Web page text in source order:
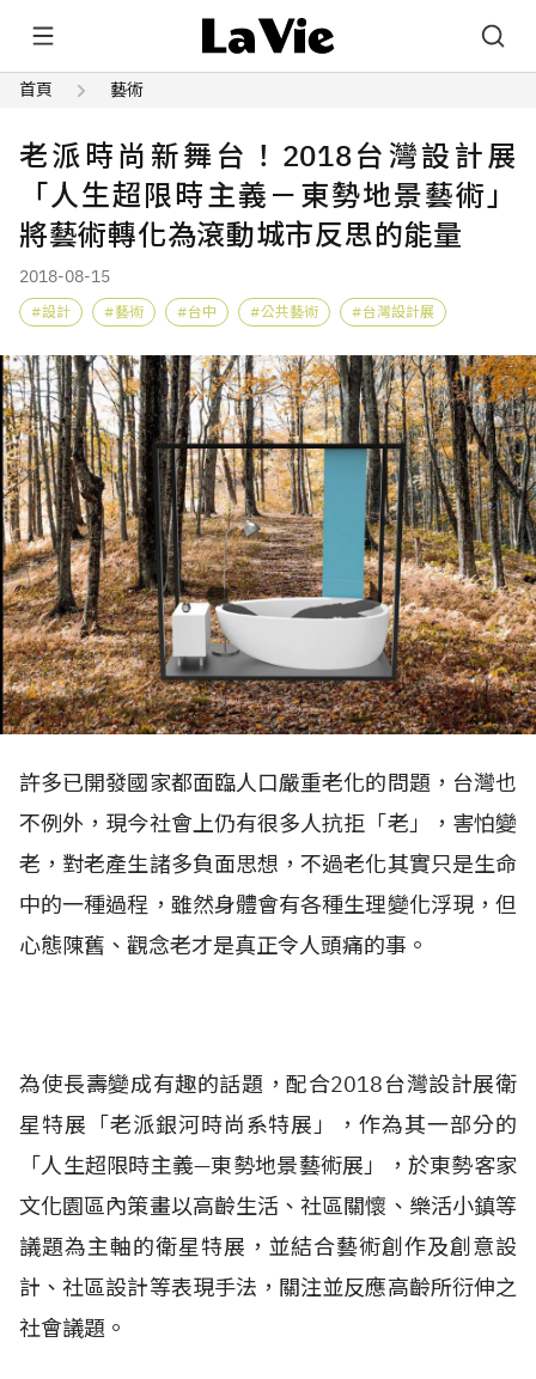
首頁 藝術
老派時尚新舞台！2018台灣設計展
「人生超限時主義－東勢地景藝術」
將藝術轉化為滾動城市反思的能量
2018-08-15
設計 藝術 台中 公共藝術 台灣設計展
許多已開發國家都面臨人口嚴重老化的問題，台灣也
不例外，現今社會上仍有很多人抗拒「老」，害怕變
老，對老產生諸多負面思想，不過老化其實只是生命
中的一種過程，雖然身體會有各種生理變化浮現，但
心態陳舊、觀念老才是真正令人頭痛的事。
為使長壽變成有趣的話題，配合2018台灣設計展衛
星特展「老派銀河時尚系特展」，作為其一部分的
「人生超限時主義—東勢地景藝術展」，於東勢客家
文化園區內策畫以高齡生活、社區關懷、樂活小鎮等
議題為主軸的衛星特展，並結合藝術創作及創意設
計、社區設計等表現手法，關注並反應高齡所衍伸之
社會議題。